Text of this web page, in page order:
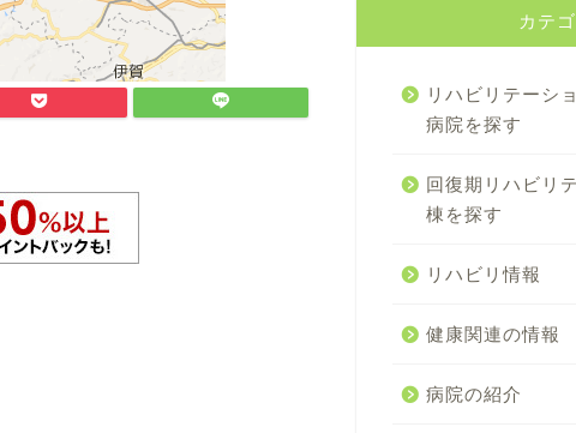
カテ
リハビリテーシ
病院を探す
回復期リハビリ
棟を探す
リハビリ情報
健康関連の情報
病院の紹介